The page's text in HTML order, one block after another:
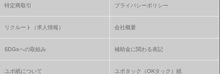
特定商取引 プライバシーポリシー
リクルート（求人情報） 会社概要
SDGsへの取組み 補助金に関わる表記
ユポ紙について ユポタック（OKタック）紙